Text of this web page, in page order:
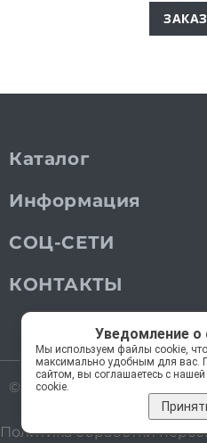
Каталог
Информация
СОЦ-СЕТИ
КОНТАКТЫ
© 2018—2026 Мос Люстры.
Политика обработки
Уведомление о
Мы используем файлы cookie,
максимально удобным для вас.
сайтом, вы соглашаетесь с
cookie.